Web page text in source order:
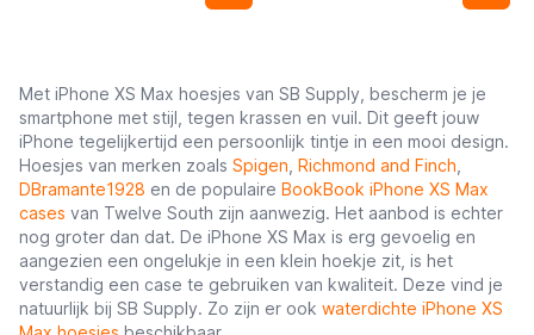
Met iPhone XS Max hoesjes van SB Supply, bescherm je je
smartphone met stijl, tegen krassen en vuil. Dit geeft jouw
iPhone tegelijkertijd een persoonlijk tintje in een mooi design.
Hoesjes van merken zoals Spigen Richmond and Finch
DBramante1928 en de populaire BookBook iPhone XS Max
cases van Twelve South zijn aanwezig. Het aanbod is echter
nog groter dan dat. De iPhone XS Max is erg gevoelig en
aangezien een ongelukje in een klein hoekje zit, is het
verstandig een case te gebruiken van kwaliteit. Deze vind je
natuurlijk bij SB Supply. Zo zijn er ook waterdichte iPhone XS